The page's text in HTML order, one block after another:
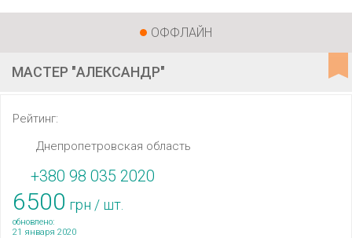
ОФФЛАЙН
МАСТЕР "АЛЕКСАНДР"
Рейтинг:
Днепропетровская область
+380 98 035 2020
6500 грн / шт.
обновлено:
21 января 2020